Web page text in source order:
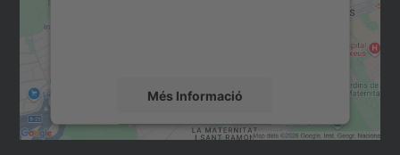
Més Informació
Accepta